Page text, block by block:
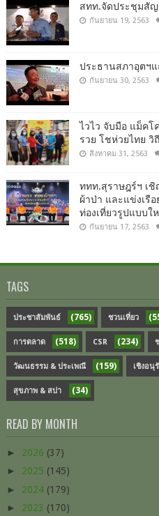
สทท.จัดประชุมสัญ
กันยายน 19, 2563
ประธานสภาอุตฯ
กันยายน 30, 2563
ไวไว จับมือ แม็คโ
รวย โชห่วยไทย วิ
สิงหาคม 31, 2563
ททท.สุราษฎร์ฯ เ
ผ้าป่า และแข่งเรื
ท่องเที่ยวรูปแบบใ
กันยายน 17, 2563
TAGS
ประชาสัมพันธ์ (765) ชวนเที่ยว
การตลาด (518) CSR (234)
วัฒนธรรม & ประเพณี (159) เชิงอนุ
สุขภาพ & สปา (34)
READ BY MONTH
► 2026 (37)
► 2025 (145)
► 2024 (179)
► 2023 (170)